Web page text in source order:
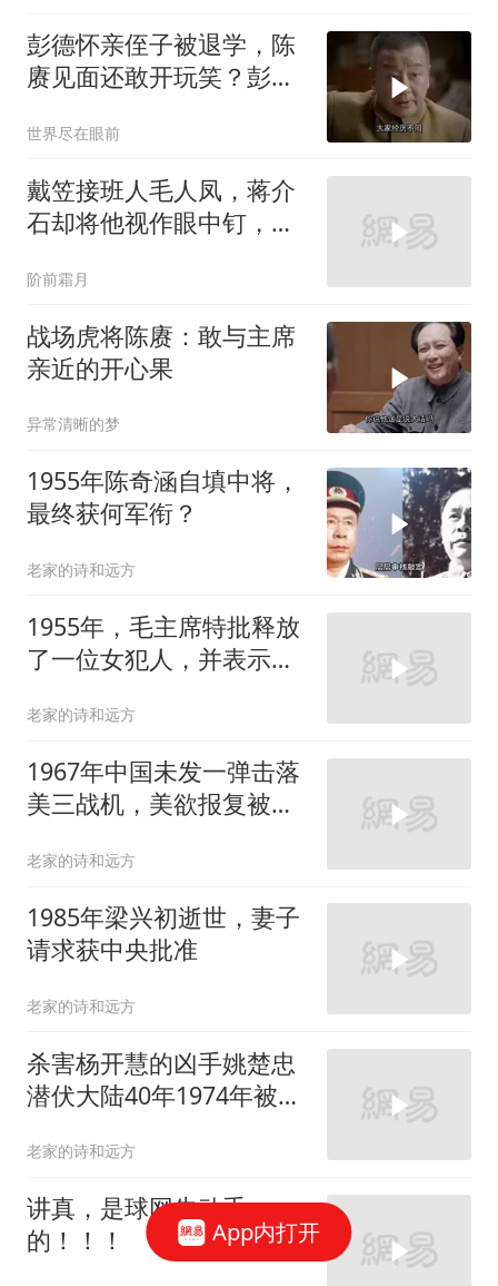
彭德怀亲侄子被退学，陈
赓见面还敢开玩笑？彭总
世界尽在眼前
戴笠接班人毛人凤，蒋介
石却将他视作眼中钉，两
阶前霜月
战场虎将陈赓：敢与主席
亲近的开心果
异常清晰的梦
1955年陈奇涵自填中将，
最终获何军衔？
老家的诗和远方
1955年，毛主席特批释放
了一位女犯人，并表示她
老家的诗和远方
1967年中国未发一弹击落
美三战机，美欲报复被毛
老家的诗和远方
1985年梁兴初逝世，妻子
请求获中央批准
老家的诗和远方
杀害杨开慧的凶手姚楚忠
潜伏大陆40年1974年被枪
老家的诗和远方
讲真，是球网先动手
的！！！
App内打开